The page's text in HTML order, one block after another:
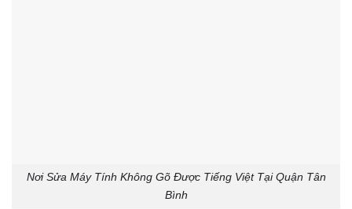
Nơi Sửa Máy Tính Không Gõ Được Tiếng Việt Tại Quận Tân
Bình